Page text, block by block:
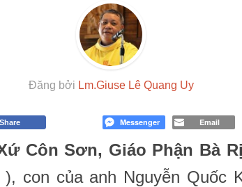
Đăng bởi Lm.Giuse Lê Quang Uy
Share Messenger Email
Côn Sơn, Giáo Phận Bà
con của anh Nguyễn Quốc